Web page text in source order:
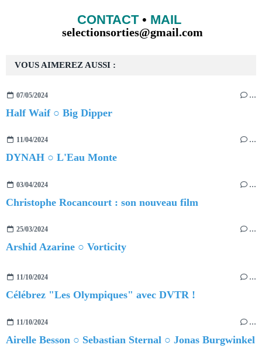
VOUS AIMEREZ AUSSI :
07/05/2024 …
Half Waif ○ Big Dipper
11/04/2024 …
DYNAH ○ L'Eau Monte
03/04/2024 …
Christophe Rocancourt : son nouveau film
25/03/2024 …
Arshid Azarine ○ Vorticity
11/10/2024 …
Célébrez "Les Olympiques" avec DVTR !
11/10/2024 …
Airelle Besson ○ Sebastian Sternal ○ Jonas Burgwinkel
CONTACT• MAIL
selectionsorties@gmail.com